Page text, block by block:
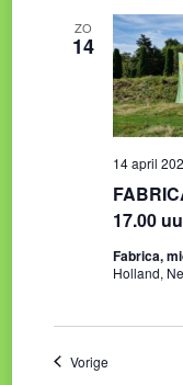
ZO
14
17.00
14 april
Fabrica,
Holland,
VorigeEvenementen